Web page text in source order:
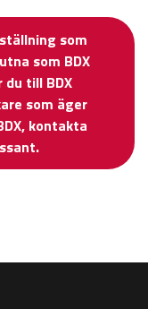
som
som BDX
till BDX
som äger
kontakta